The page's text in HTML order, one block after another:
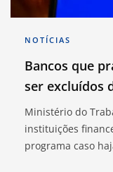
NOTÍCIAS
Bancos que
ser excluídos
Ministério do
instituições
programa caso